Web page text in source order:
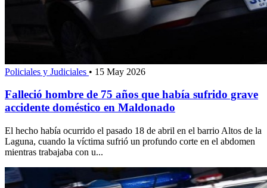
Policiales y Judiciales • 15 May 2026
Falleció hombre de 75 años que había sufrido grave
accidente doméstico en Maldonado
El hecho había ocurrido el pasado 18 de abril en el barrio Altos de la
Laguna, cuando la víctima sufrió un profundo corte en el abdomen
mientras trabajaba con u...